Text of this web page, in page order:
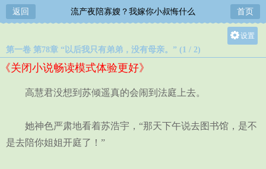
返回 流产夜陪寡嫂？我嫁你小叔悔什么 首页
设置
第一卷 第78章 “以后我只有弟弟，没有母亲。” (1 / 2)
《关闭小说畅读模式体验更好》
高慧君没想到苏倾遥真的会闹到法庭上去。
她神色严肃地看着苏浩宇，“那天下午说去图书馆，是不
是去陪你姐姐开庭了！”